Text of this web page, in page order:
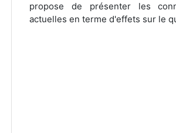
propose de présenter les
actuelles en terme d'effets sur le